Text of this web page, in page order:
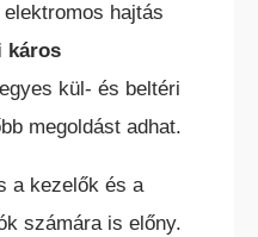
elektromos hajtás
káros
kül- és beltéri
megoldást adhat.
a kezelők és a
számára is előny.